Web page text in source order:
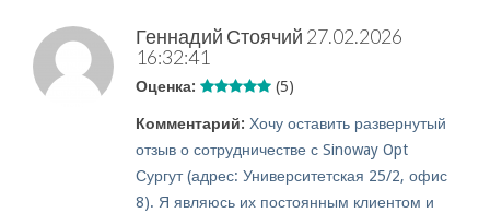
Геннадий Стоячий 27.02.2026
16:32:41
Оценка: (5)
Комментарий: Хочу оставить развернутый
отзыв о сотрудничестве с Sinoway Opt
Сургут (адрес: Университетская 25/2, офис
8). Я являюсь их постоянным клиентом и